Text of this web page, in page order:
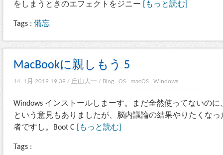
をしまうときのエフェクトをジニー
[もっと読む]
Tags : 備忘
MacBookに親しもう 5
14. 1月 2019 19:39 / 丘山大一 / Blog . OS . macOS . Windows
Windows インストールしまーす。まだ全然使ってないの
という意見もありましたが、脳内議論の結果やりたくな
者ですし。Boot C
[もっと読む]
Tags :